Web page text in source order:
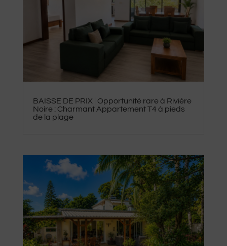
BAISSE DE PRIX | Opportunité rare à Rivière
Noire : Charmant Appartement T4 à pieds
de la plage